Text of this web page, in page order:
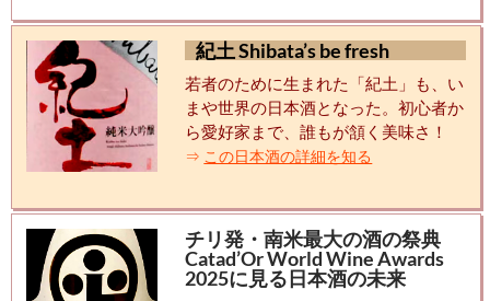
紀土 Shibata’s be fresh
若者のために生まれた「紀土」も、い
まや世界の日本酒となった。初心者か
ら愛好家まで、誰もが頷く美味さ！
⇒ この日本酒の詳細を知る
チリ発・南米最大の酒の祭典
Catad’Or World Wine Awards
2025に見る日本酒の未来